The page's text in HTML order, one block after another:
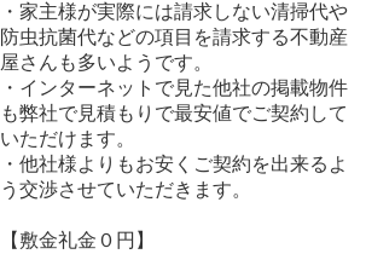
・家主様が実際には請求しない清掃代や
防虫抗菌代などの項目を請求する不動産
屋さんも多いようです。
・インターネットで見た他社の掲載物件
も弊社で見積もりで最安値でご契約して
いただけます。
・他社様よりもお安くご契約を出来るよ
う交渉させていただきます。
【敷金礼金０円】